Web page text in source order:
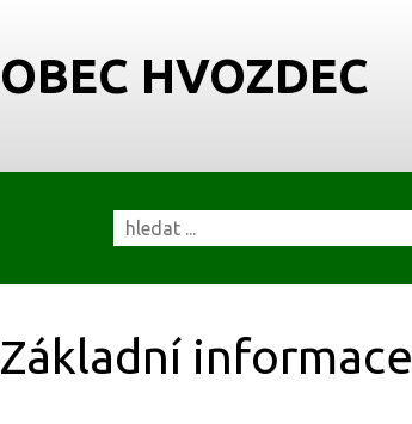
OBEC HVOZDEC
Základní informace